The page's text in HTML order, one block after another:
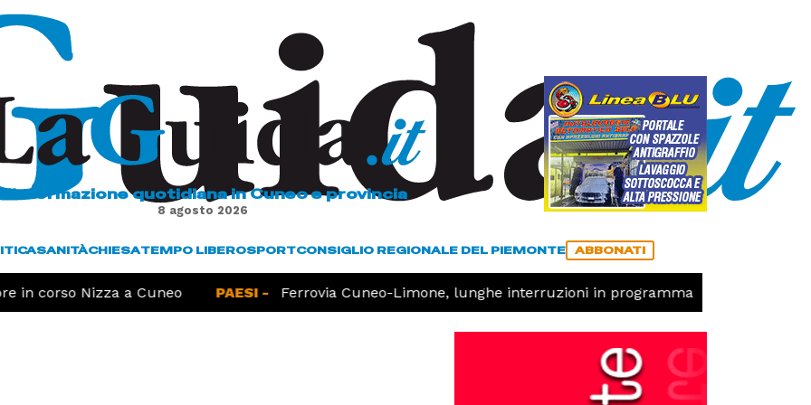
L'informazione quotidiana in Cuneo e provincia
8 agosto 2026
SANITÀCHIESATEMPO LIBEROSPORTCONSIGLIO REGIONALE DEL PIEMONTE ABBONATI
in corso Nizza a Cuneo PAESI - Ferrovia Cuneo-Limone, lunghe interruzioni in programma